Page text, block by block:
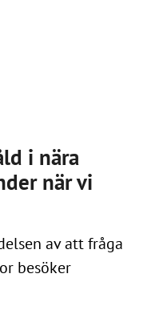
i nära
när vi
av att fråga
besöker